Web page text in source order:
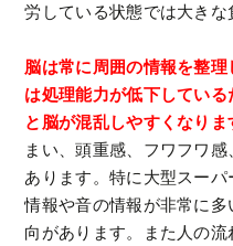
労している状態では大きな
脳は常に周囲の情報を整
は処理能力が低下してい
と脳が混乱しやすくなりま
まい、頭重感、フワフワ
あります。特に大型スー
情報や音の情報が非常に
向があります。また人の